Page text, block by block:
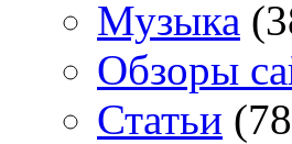
Музыка
Обзоры
Статьи